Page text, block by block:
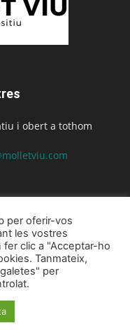
i obert a tothom
per oferir-vos
les vostres
clic a "Acceptar-ho
Tanmateix,
per